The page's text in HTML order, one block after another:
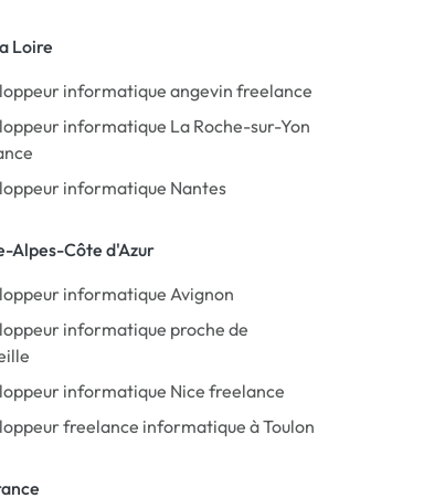
Loire
informatique angevin freelance
informatique La Roche-sur-Yon
informatique Nantes
Alpes-Côte d'Azur
informatique Avignon
informatique proche de
informatique Nice freelance
freelance informatique à Toulon